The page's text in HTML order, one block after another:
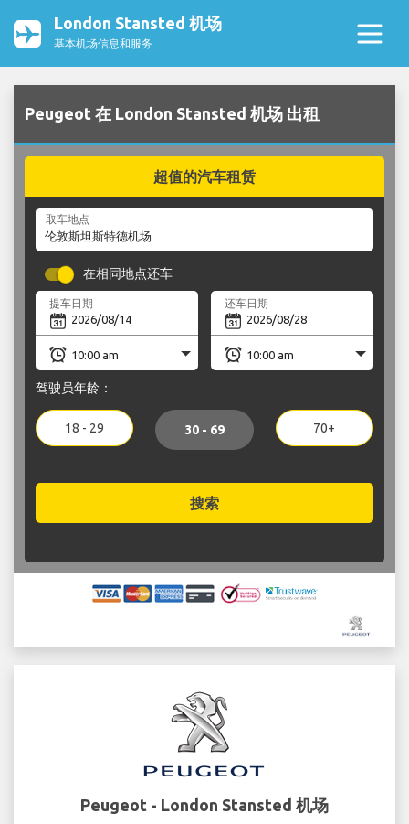
London Stansted 机场
基本机场信息和服务
Peugeot 在 London Stansted 机场 出租
超值的汽车租赁
取车地点
在相同地点还车
提车日期 还车日期
驾驶员年龄：
18 - 29 30 - 69 70+
搜索
Peugeot - London Stansted 机场